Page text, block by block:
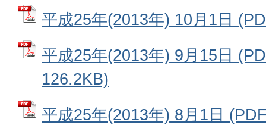
平成25年(2013年) 10月1日
平成25年(2013年) 9月15日
126.2KB)
平成25年(2013年) 8月1日